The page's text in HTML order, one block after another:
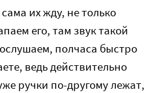
их жду, не только
его, там звук такой
полчаса быстро
ведь действительно
ручки по-другому лежат,